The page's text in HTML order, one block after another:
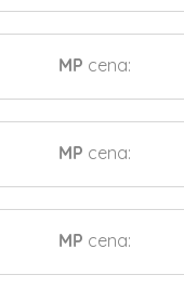
MP cena:
MP cena:
MP cena: